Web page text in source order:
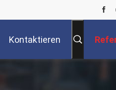
Kontaktieren